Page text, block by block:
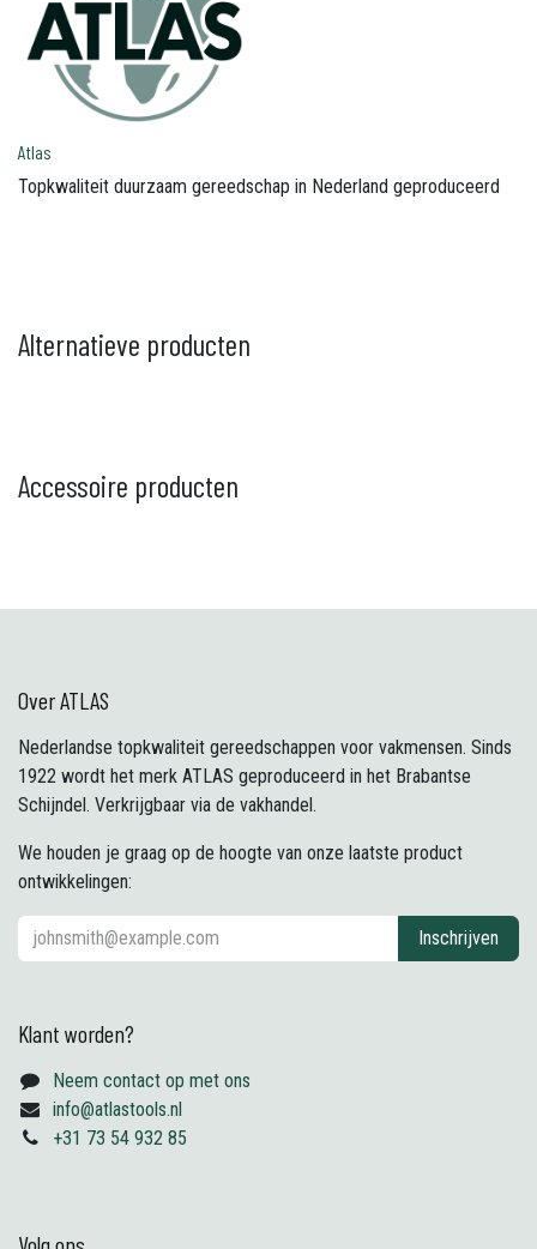
Atlas
Topkwaliteit duurzaam gereedschap in Nederland geproduceerd
Alternatieve producten
Accessoire producten
Over ATLAS
Nederlandse topkwaliteit gereedschappen voor vakmensen. Sinds
1922 wordt het merk ATLAS geproduceerd in het Brabantse
Schijndel. Verkrijgbaar via de vakhandel.
We houden je graag op de hoogte van onze laatste product
ontwikkelingen:
Inschrijven
Klant worden?
Neem contact op met ons
info@atlastools.nl
+31 73 54 932 85